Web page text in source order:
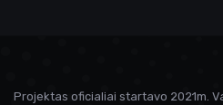
Projektas oficialiai startavo 2021m.